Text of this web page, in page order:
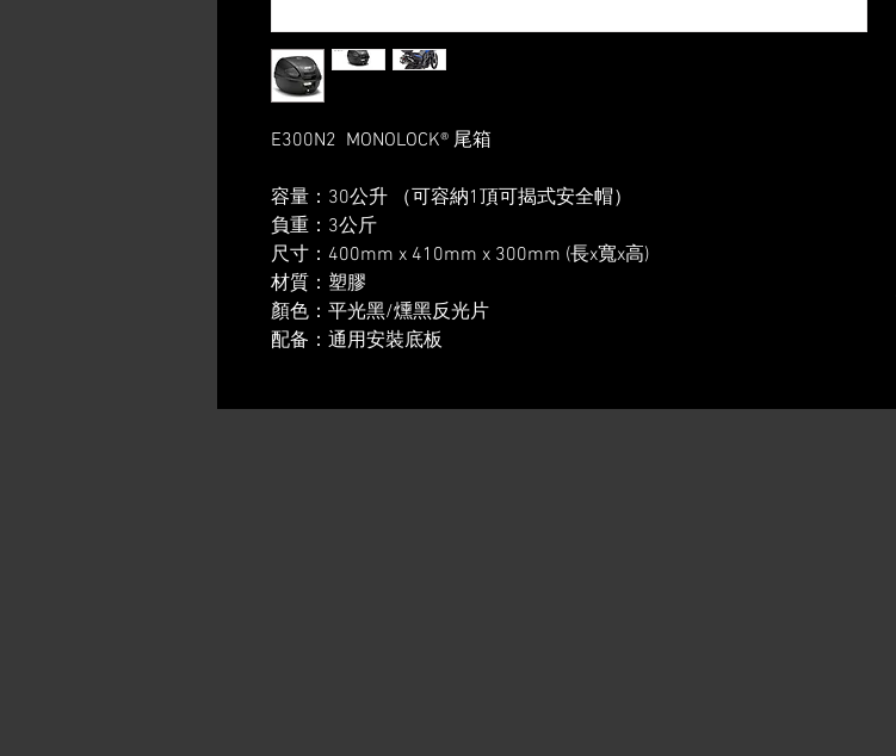
E300N2 MONOLOCK® 尾箱
容量：30公升 （可容納1頂可揭式安全帽）
負重：3公斤
尺寸：400mm x 410mm x 300mm (長x寬x高)
材質：塑膠
顏色：平光黑/燻黑反光片
配备：通用安裝底板